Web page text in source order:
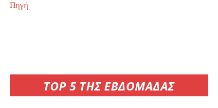
TOP 5 ΤΗΣ ΕΒΔΟΜΑΔΑΣ
Πηγή